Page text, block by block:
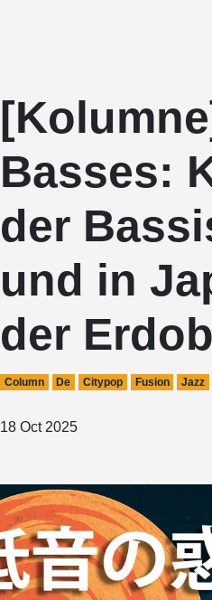
Basses:
der
und in
der
Column De Citypop Fusion Jazz
18 Oct 2025